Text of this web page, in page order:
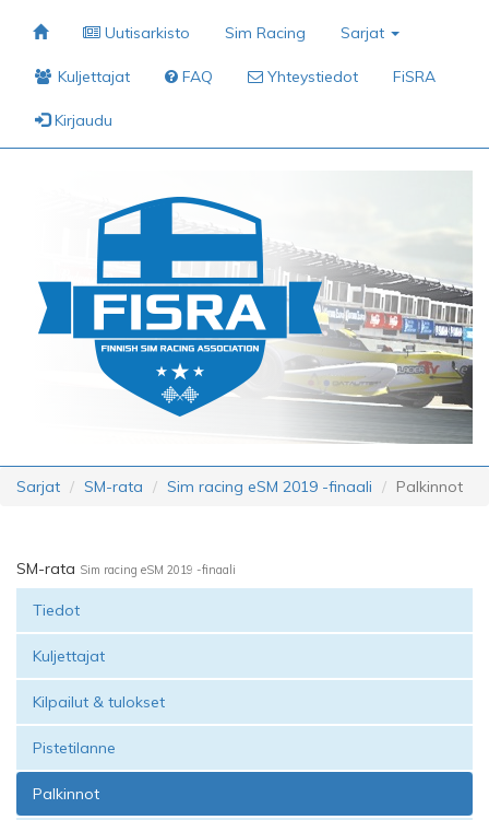
Uutisarkisto Sim Racing Sarjat
Kuljettajat FAQ Yhteystiedot FiSRA
Kirjaudu
Sarjat SM-rata Sim racing eSM 2019 -finaali Palkinnot
SM-rata Sim racing eSM 2019 -finaali
Tiedot
Kuljettajat
Kilpailut & tulokset
Pistetilanne
Palkinnot